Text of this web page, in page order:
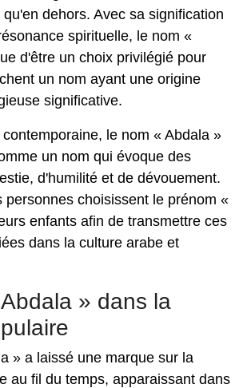
qu'en dehors. Avec sa signification
spirituelle, le nom «
d'être un choix privilégié pour
un nom ayant une origine
significative.
le nom « Abdala »
un nom qui évoque des
d'humilité et de dévouement.
personnes choisissent le prénom «
enfants afin de transmettre ces
dans la culture arabe et
» dans la
» a laissé une marque sur la
au fil du temps, apparaissant dans